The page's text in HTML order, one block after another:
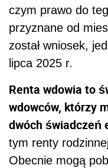
czym prawo do
przyznane od
został wniosek,
lipca 2025 r.
Renta wdowia to
wdowców, którzy
dwóch świadczeń
tym renty
Obecnie mogą